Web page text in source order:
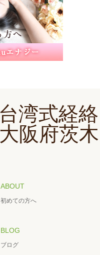
ABOUT
初めての方へ
BLOG
ブログ